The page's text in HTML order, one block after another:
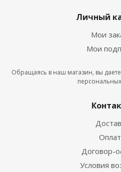
Паркетная доска Tarkett
браш
Личный
Мои
Мои
Обращаясь в наш магазин, вы даете
Договор-
Условия